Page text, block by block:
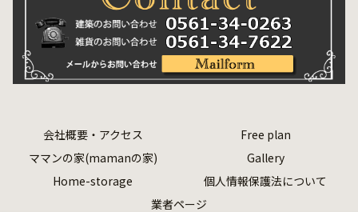
会社概要・アクセス
Free plan
ママンの家(mamanの家)
Gallery
Home-storage
個人情報保護法について
業者ページ